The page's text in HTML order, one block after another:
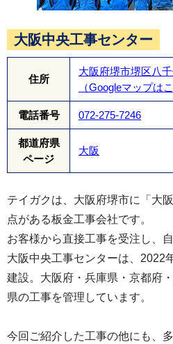
す。
20年から25年と言われてい
に、屋根工事と一緒に交換
ます。
大阪中央工事センター
住所
大阪府堺市堺区八
（Googleマップは
電話番号 072-275-7246
都道府県
ページ
大阪
テイガクは、大阪府堺市に「大
点がある板金工事会社です。
お客様から直接工事を受注し、
大阪中央工事センターは、2022
建設。大阪府・兵庫県・京都府
県の工事を管理しています。
今回ご紹介した工事の他にも、